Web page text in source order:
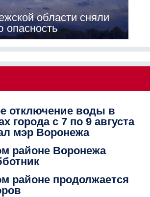
области сняли
опасность
отключение воды в
города с 7 по 9 августа
мэр Воронежа
районе Воронежа
районе продолжается